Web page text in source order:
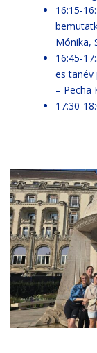
16:15-
Mónika,
16:45-
es
– Pecha
17:30-